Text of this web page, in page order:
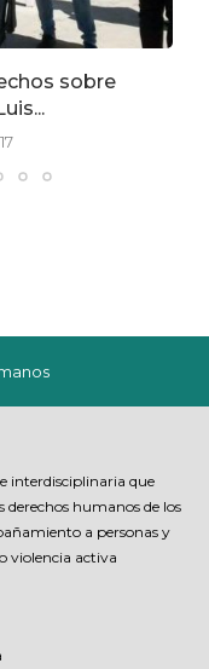
sobre
interdisciplinaria que
derechos humanos de los
a personas y
violencia activa